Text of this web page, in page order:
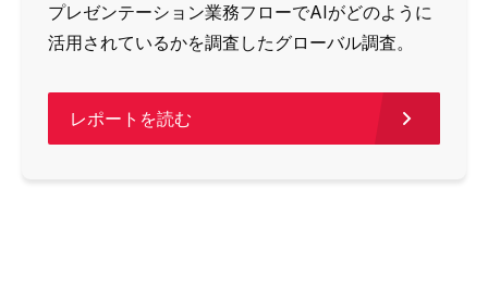
プレゼンテーション業務フローでAIがどのように
活用されているかを調査したグローバル調査。
レポートを読む